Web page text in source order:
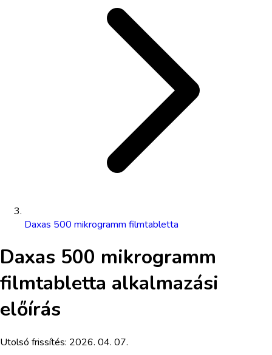
Daxas 500 mikrogramm filmtabletta
Daxas 500 mikrogramm
filmtabletta alkalmazási
előírás
Utolsó frissítés: 2026. 04. 07.